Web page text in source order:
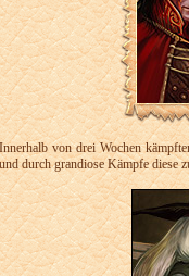
Innerhalb von drei Wochen
und durch grandiose Kämpfe diese